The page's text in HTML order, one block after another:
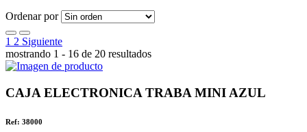
Ordenar por
1 2 Siguiente
mostrando 1 - 16 de 20 resultados
CAJA ELECTRONICA TRABA MINI AZUL
Ref: 38000